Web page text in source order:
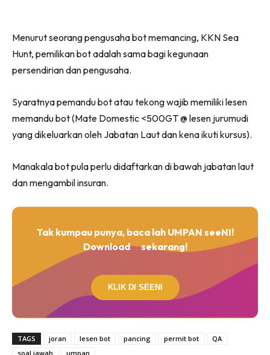
Menurut seorang pengusaha bot memancing, KKN Sea
Hunt, pemilikan bot adalah sama bagi kegunaan
persendirian dan pengusaha.
Syaratnya pemandu bot atau tekong wajib memiliki lesen
memandu bot (Mate Domestic <500GT @ lesen jurumudi
yang dikeluarkan oleh Jabatan Laut dan kena ikuti kursus).
Manakala bot pula perlu didaftarkan di bawah jabatan laut
dan mengambil insuran.
Tak kumpau punya, baca lah UMPAN seeNI!
Download
sekarang!
KLIK DI SEENI
TAGS joran lesen bot pancing permit bot
QA
soal jawab
umpan